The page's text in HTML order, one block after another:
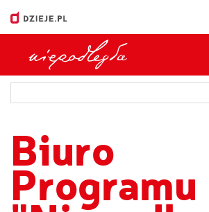
Biuro
Programu